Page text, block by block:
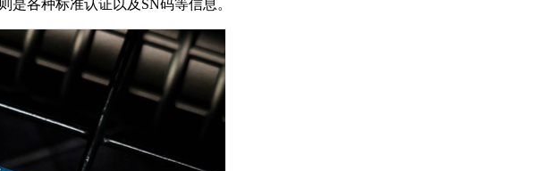
是各种标准认证以及SN码等信息。